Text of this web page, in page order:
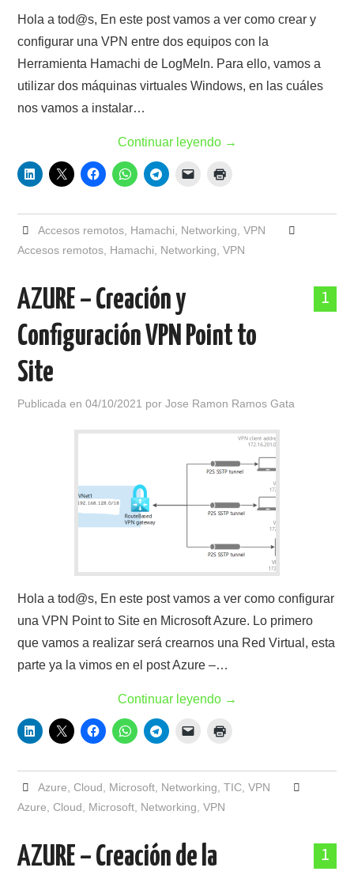
Hola a tod@s, En este post vamos a ver como crear y
configurar una VPN entre dos equipos con la
Herramienta Hamachi de LogMeIn. Para ello, vamos a
utilizar dos máquinas virtuales Windows, en las cuáles
nos vamos a instalar…
Continuar leyendo →
Accesos remotos, Hamachi Networking VPN
Accesos remotos Hamachi Networking ,VPN
1
AZURE – Creación y
Configuración VPN Point to
Site
Publicada en04/10/2021 porJose Ramon Ramos Gata
Hola a tod@s, En este post vamos a ver como configurar
una VPN Point to Site en Microsoft Azure. Lo primero
que vamos a realizar será crearnos una Red Virtual, esta
parte ya la vimos en el post Azure –…
Continuar leyendo →
Azure Cloud Microsoft, Networking TIC, VPN
Azure ,Cloud Microsoft Networking ,VPN
1
AZURE – Creación de la